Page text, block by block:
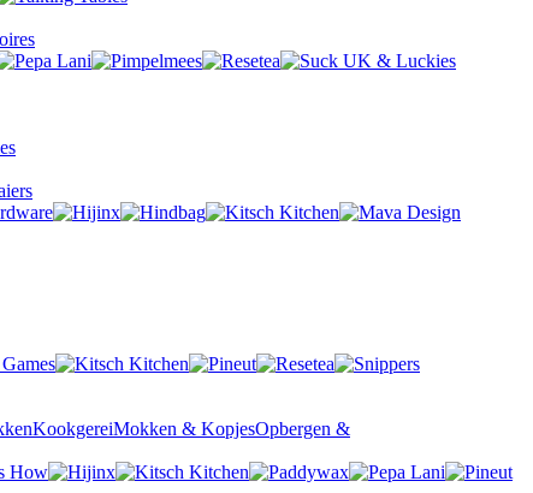
KookgereiMokken & KopjesOpbergen &